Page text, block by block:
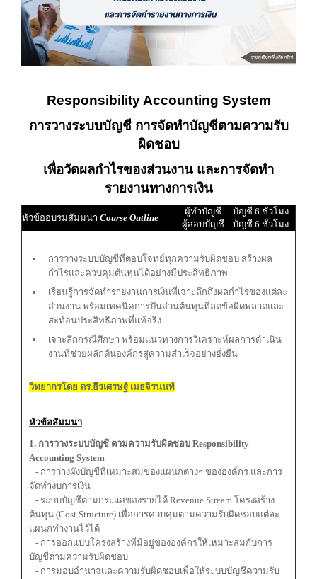
Responsibility Accounting System
การวางระบบบัญชี การจัดทำบัญชีตามความรับ
ผิดชอบ
เพื่อวัดผลกำไรของส่วนงาน และการจัดทำ
รายงานทางการเงิน
หัวข้ออบรมสัมมนา Course Outline
ผู้ทำบัญชี
บัญชี 6 ชั่วโมง
ผู้สอบบัญชี
บัญชี 6 ชั่วโมง
การวางระบบบัญชีที่ตอบโจทย์ทุกความรับผิดชอบ สร้างผล
กำไรและควบคุมต้นทุนได้อย่างมีประสิทธิภาพ
เรียนรู้การจัดทำรายงานการเงินที่เจาะลึกถึงผลกำไรของแต่ละ
ส่วนงาน พร้อมเทคนิคการปันส่วนต้นทุนที่ลดข้อผิดพลาดและ
สะท้อนประสิทธิภาพที่แท้จริง
เจาะลึกกรณีศึกษา พร้อมแนวทางการวิเคราะห์ผลการดำเนิน
งานที่ช่วยผลักดันองค์กรสู่ความสำเร็จอย่างยั่งยืน
วิทยากรโดย ดร.ธีรเศรษฐ์ เมธจิรนนท์
หัวข้อสัมมนา
1. การวางระบบบัญชี ตามความรับผิดชอบ Responsibility
Accounting System
- การวางผังบัญชีที่เหมาะสมของแผนกต่างๆ ขององค์กร และการ
จัดทำงบการเงิน
- ระบบบัญชีตามกระแสของรายได้ Revenue Stream โครงสร้าง
ต้นทุน (Cost Structure) เพื่อการควบคุมตามความรับผิดชอบแต่ละ
แผนกทำงานไว้ได้
- การออกแบบโครงสร้างที่มีอยู่ขององค์กรให้เหมาะสมกับการ
บัญชีตามความรับผิดชอบ
- การมอบอำนาจและความรับผิดชอบเพื่อให้ระบบบัญชีความรับ